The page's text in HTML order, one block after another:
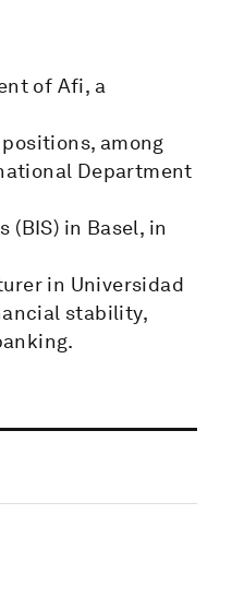
of Afi, a
among
Department
in Basel, in
in Universidad
stability,